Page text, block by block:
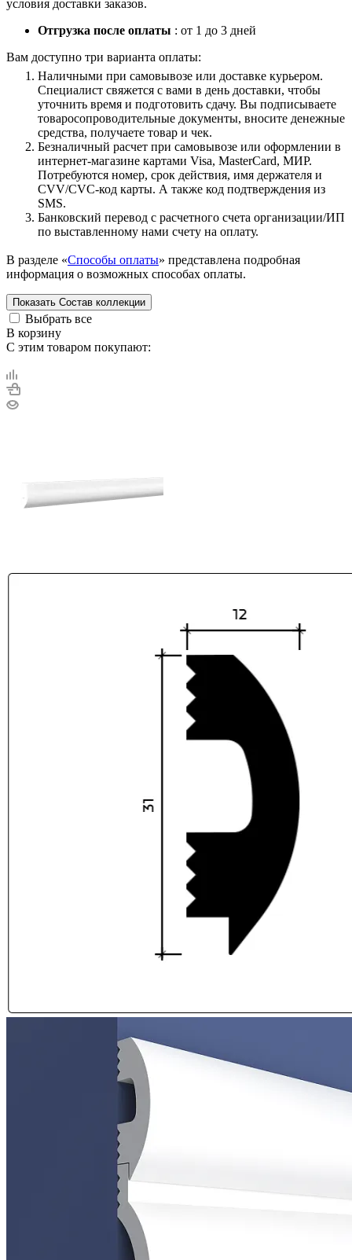
условия доставки заказов.
Отгрузка после оплаты : от 1 до 3 дней
Вам доступно три варианта оплаты:
Наличными при самовывозе или доставке курьером.
Специалист свяжется с вами в день доставки, чтобы
уточнить время и подготовить сдачу. Вы подписываете
товаросопроводительные документы, вносите денежные
средства, получаете товар и чек.
Безналичный расчет при самовывозе или оформлении в
интернет-магазине картами Visa, MasterCard, МИР.
Потребуются номер, срок действия, имя держателя и
CVV/CVC-код карты. А также код подтверждения из
SMS.
Банковский перевод с расчетного счета организации/ИП
по выставленному нами счету на оплату.
В разделе «Способы оплаты» представлена подробная
информация о возможных способах оплаты.
Показать Состав коллекции
Выбрать все
В корзину
С этим товаром покупают: